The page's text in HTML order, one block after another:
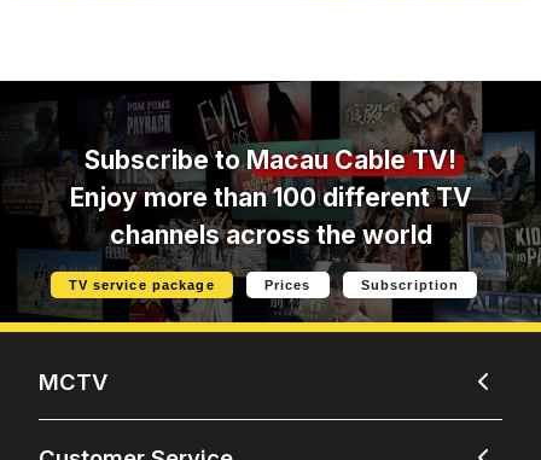
Subscribe toMacau Cable TV!
Enjoy more than 100 different TV
channels across the world
TV service package Prices Subscription
MCTV